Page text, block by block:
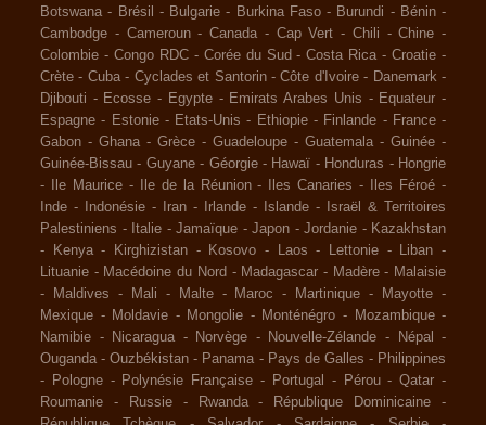
Botswana - Brésil - Bulgarie - Burkina Faso - Burundi - Bénin -
Cambodge - Cameroun - Canada - Cap Vert - Chili -Chine -
Colombie - Congo RDC - Corée du Sud -Costa Rica -Croatie -
Crète - Cuba - Cyclades et Santorin -Côte d'Ivoire - Danemark -
Djibouti - Ecosse - Egypte - Emirats Arabes Unis - Equateur -
Espagne - Estonie - Etats-Unis - Ethiopie - Finlande - France -
Gabon - Ghana - Grèce - Guadeloupe - Guatemala - Guinée -
Guinée-Bissau - Guyane - Géorgie - Hawaï - Honduras - Hongrie
-
Ile Maurice - Ile de la Réunion - Iles Canaries - Iles Féroé -
Inde - Indonésie - Iran - Irlande - Islande -
Israël & Territoires
Palestiniens - Italie - Jamaïque - Japon - Jordanie - Kazakhstan
-
Kenya - Kirghizistan - Kosovo - Laos - Lettonie - Liban -
Lituanie - Macédoine du Nord - Madagascar - Madère - Malaisie
-
Maldives - Mali - Malte - Maroc - Martinique - Mayotte -
Mexique - Moldavie - Mongolie - Monténégro - Mozambique -
Namibie - Nicaragua - Norvège - Nouvelle-Zélande - Népal
-
Ouganda -Ouzbékistan - Panama - Pays de Galles - Philippines
-
Pologne - Polynésie Française - Portugal - Pérou -Qatar -
Roumanie
- Russie - Rwanda - République Dominicaine
-